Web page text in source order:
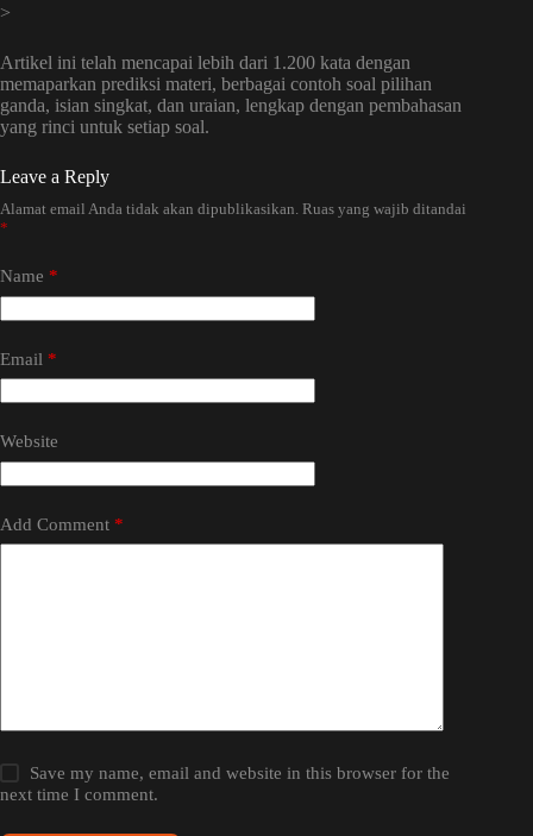
>
Artikel ini telah mencapai lebih dari 1.200 kata dengan
memaparkan prediksi materi, berbagai contoh soal pilihan
ganda, isian singkat, dan uraian, lengkap dengan pembahasan
yang rinci untuk setiap soal.
Leave a Reply
Alamat email Anda tidak akan dipublikasikan. Ruas yang wajib ditandai
*
Name *
Email *
Website
Add Comment *
Save my name, email and website in this browser for the
next time I comment.